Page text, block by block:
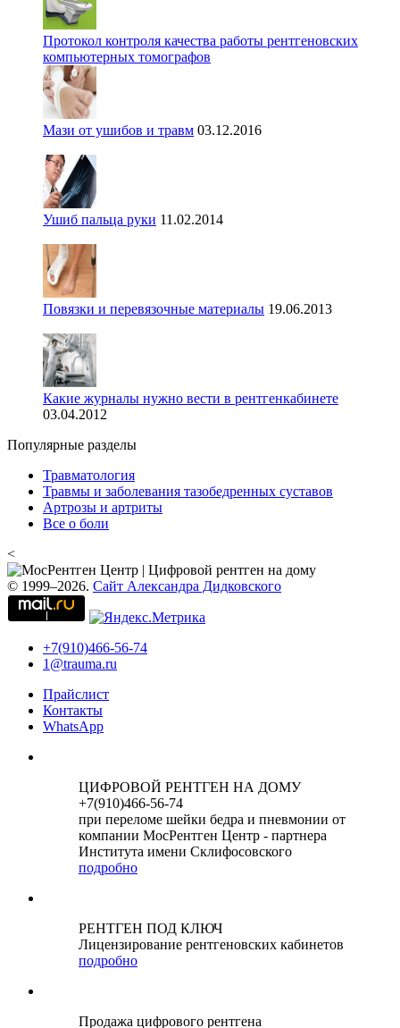
Протокол контроля качества работы рентгеновских
компьютерных томографов
Мази от ушибов и травм 03.12.2016
Ушиб пальца руки 11.02.2014
Повязки и перевязочные материалы 19.06.2013
Какие журналы нужно вести в рентгенкабинете
03.04.2012
Популярные разделы
Травматология
Травмы и заболевания тазобедренных суставов
Артрозы и артриты
Все о боли
<
© 1999–2026. Сайт Александра Дидковского
+7(910)466-56-74
1@trauma.ru
Прайслист
Контакты
WhatsApp
ЦИФРОВОЙ РЕНТГЕН НА ДОМУ
+7(910)466-56-74
при переломе шейки бедра и пневмонии от
компании МосРентген Центр - партнера
Института имени Склифосовского
подробно
РЕНТГЕН ПОД КЛЮЧ
Лицензирование рентгеновских кабинетов
подробно
Продажа цифрового рентгена